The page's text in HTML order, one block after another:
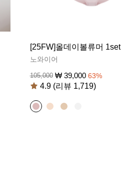
[25FW]올데이볼류머 1set
노와이어
105,000 ₩ 39,000 63%
4.9 (리뷰 1,719)